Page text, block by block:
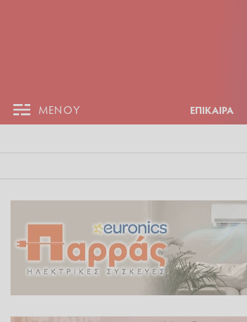
ΜΕΝΟΥ ΕΠΙΚΑΙΡΑ